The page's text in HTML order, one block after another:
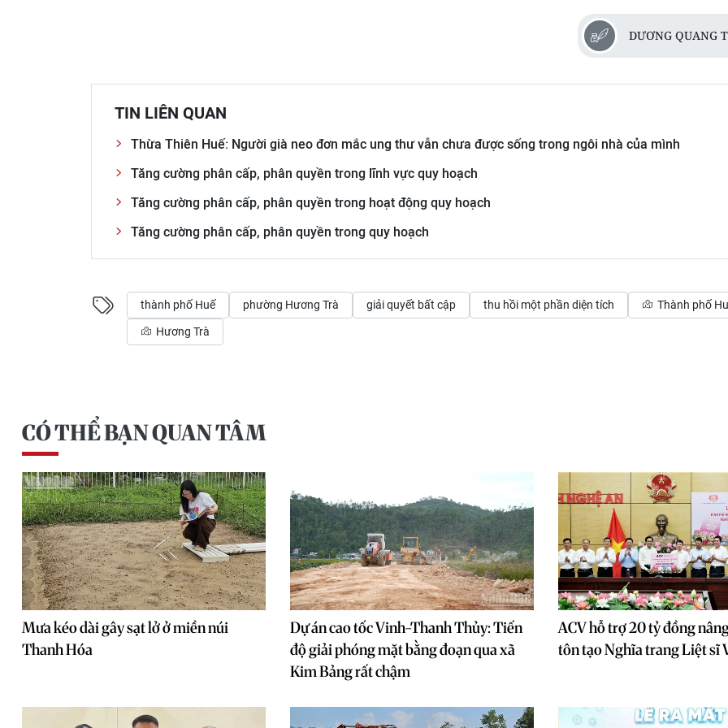
DƯƠNG QUANG
TIN LIÊN QUAN
Thừa Thiên Huế: Người già neo đơn mắc ung thư vẫn chưa được sống trong ngôi nhà của mình
Tăng cường phân cấp, phân quyền trong lĩnh vực quy hoạch
Tăng cường phân cấp, phân quyền trong hoạt động quy hoạch
Tăng cường phân cấp, phân quyền trong quy hoạch
thành phố Huế phường Hương Trà giải quyết bất cập thu hồi một phần diện tích Thành phố
Hương Trà
CÓ THỂ BẠN QUAN TÂM
Mưa kéo dài gây sạt lở ở miền núi
Thanh Hóa
Dự án cao tốc Vinh-Thanh Thủy: Tiến
độ giải phóng mặt bằng đoạn qua xã
Kim Bảng rất chậm
ACV hỗ trợ 20 tỷ đồng
tôn tạo Nghĩa trang Liệt sĩ